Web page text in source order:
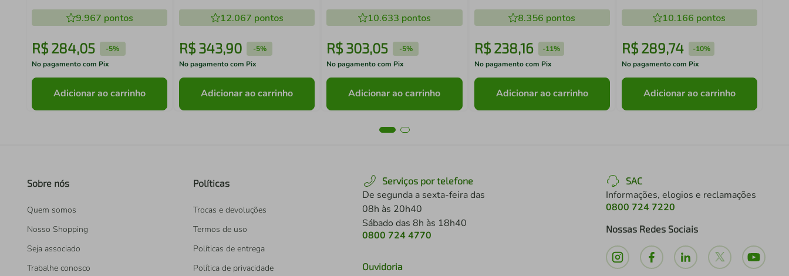
9.967 pontos
R$ 284,05 -5%
No pagamento com Pix
Adicionar ao carrinho
12.067 pontos
R$ 343,90 -5%
No pagamento com Pix
Adicionar ao carrinho
10.633 pontos
R$303,05 -5%
No pagamento com Pix
Adicionar ao carrinho
8.356 pontos
R$ 238,16 -11%
No pagamento com Pix
Adicionar ao carrinho
10.166 pontos
R$ 289,74 -10%
No pagamento com Pix
Adicionar ao carrinho
Sobre nós
Quem somos
Nosso Shopping
Seja associado
Trabalhe conosco
Políticas
Trocas e devoluções
Termos de uso
Políticas de entrega
Política de privacidade
Serviços por telefone
De segunda a sexta-feira das
08h às 20h40
Sábado das 8h às 18h40
0800 724 4770
Ouvidoria
SAC
Informações, elogios e reclamações
0800 724 7220
Nossas Redes Sociais